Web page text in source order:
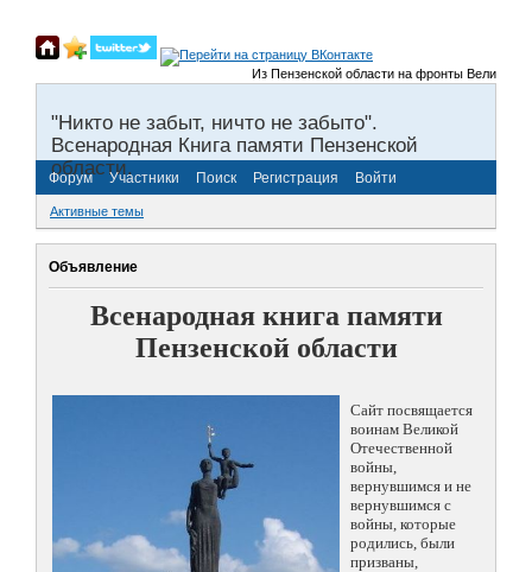
Из Пензенской области на фронты Великой
"Никто не забыт, ничто не забыто".
Всенародная Книга памяти Пензенской
области.
Форум Участники Поиск Регистрация Войти
Активные темы
Объявление
Всенародная книга памяти
Пензенской области
Сайт посвящается
воинам Великой
Отечественной
войны,
вернувшимся и не
вернувшимся с
войны, которые
родились, были
призваны,